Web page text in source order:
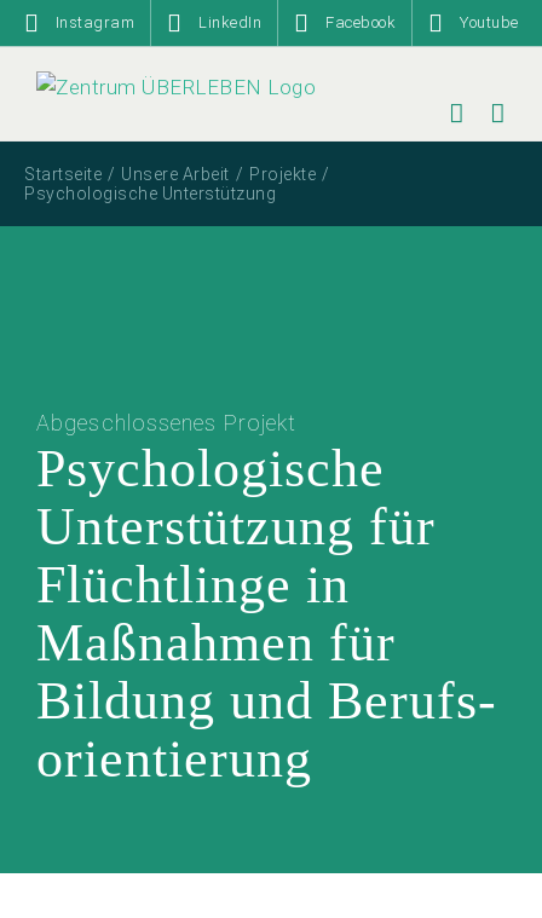
Zum
Inhalt
springen
Instagram LinkedIn Facebook Youtube
Startseite Unsere Arbeit
Projekte
Psychologische Unterstützung
Abgeschlossenes Projekt
Psychologische
Unterstützung für
Flüchtlinge in
Maßnahmen für
Bildung und Berufs­
orientierung